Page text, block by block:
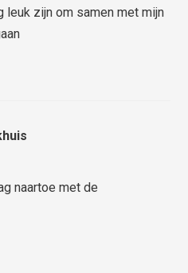
leuk zijn om samen met mijn
naartoe met de